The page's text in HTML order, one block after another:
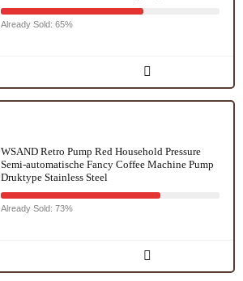
Already Sold: 65%
WSAND Retro Pump Red Household Pressure
Semi-automatische Fancy Coffee Machine Pump
Druktype Stainless Steel
Already Sold: 73%